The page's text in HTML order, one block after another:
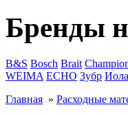
Бренды
B&S Bosch Brait
WEIMA ЕСНО Зубр Иола
Главная » Расходные